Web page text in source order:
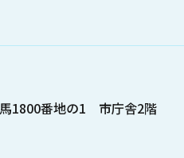
1800番地の1 市庁舎2階